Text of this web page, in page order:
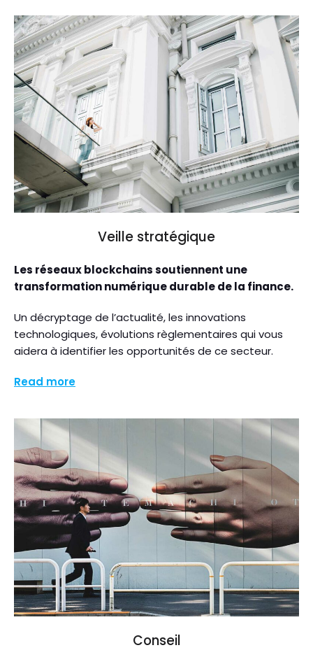
Veille stratégique
Les réseaux blockchains soutiennent une
transformation numérique durable de la finance.
Un décryptage de l’actualité, les innovations
technologiques, évolutions règlementaires qui vous
aidera à identifier les opportunités de ce secteur.
Read more
Conseil